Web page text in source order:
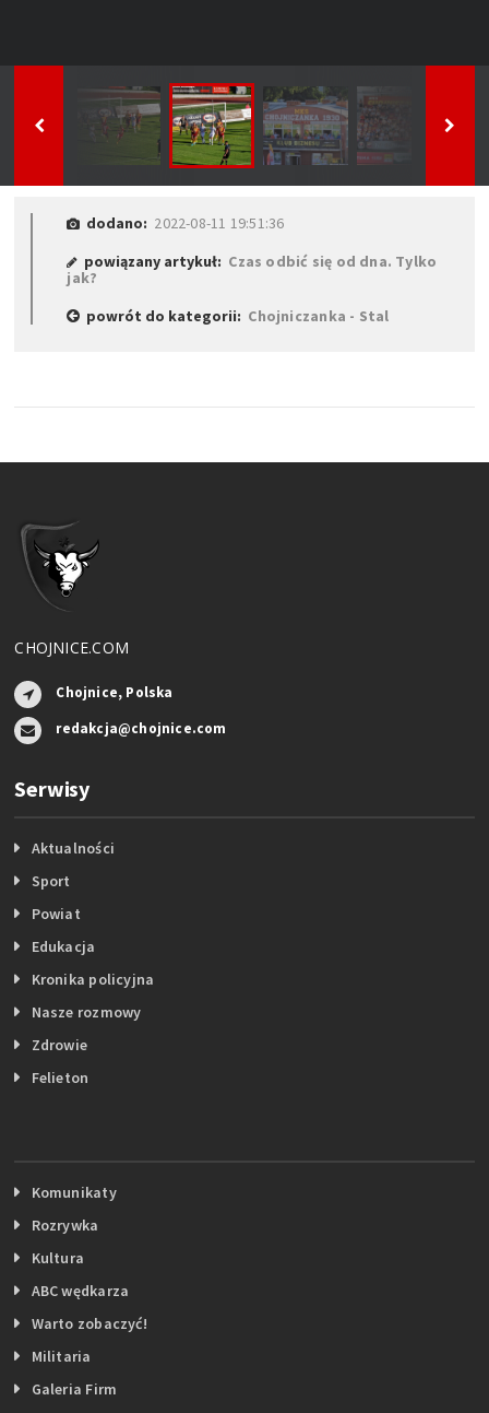
dodano: 2022-08-11 19:51:36
powiązany artykuł: Czas odbić się od dna. Tylko
jak?
powrót do kategorii: Chojniczanka - Stal
CHOJNICE.COM
Chojnice, Polska
redakcja@chojnice.com
Serwisy
Aktualności
Sport
Powiat
Edukacja
Kronika policyjna
Nasze rozmowy
Zdrowie
Felieton
Komunikaty
Rozrywka
Kultura
ABC wędkarza
Warto zobaczyć!
Militaria
Galeria Firm